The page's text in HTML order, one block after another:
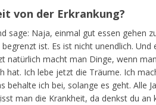
von der Erkrankung?
sage: Naja, einmal gut essen gehen
ist. Es ist nicht unendlich. Und
natürlich macht man Dinge, wenn
Ich lebe jetzt die Träume. Ich
ich bei, solange es geht. Alle
man die Krankheit, da denkst du an